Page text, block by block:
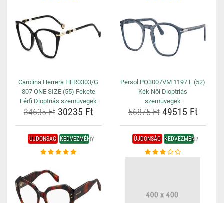
Carolina Herrera HER0303/G
807 ONE SIZE (55) Fekete
Férfi Dioptriás szemüvegek
34635 Ft30235 Ft
Persol PO3007VM 1197 L (52)
Kék Női Dioptriás
szemüvegek
56875 Ft49515 Ft
ÚJDONSÁG KEDVEZMÉNY ÚJDONSÁG KEDVEZMÉNY